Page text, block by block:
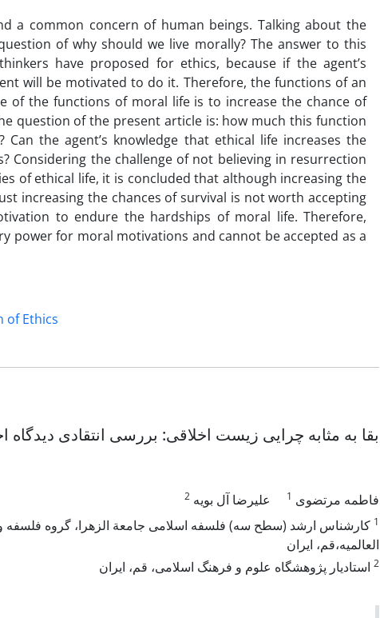
a common concern of human beings. Talking about the
of why should we live morally? The answer to this
have proposed for ethics, because if the agent’s
will be motivated to do it. Therefore, the functions of an
of the functions of moral life is to increase the chance of
question of the present article is: how much this function
the agent’s knowledge that ethical life increases the
Considering the challenge of not believing in resurrection
of ethical life, it is concluded that although increasing the
increasing the chances of survival is not worth accepting
to endure the hardships of moral life. Therefore,
power for moral motivations and cannot be accepted as a
of Ethics
بقا به مثابه چرایی زیست اخلاقی: بررسی انتقادی دیدگاه
فاطمه مرتضوی 1 علیرضا آل بویه 2
1 کارشناس ارشد (سطح سه) فلسفه اسلامی جامعة الزهرا، گروه
العالمیه،قم، ایران
2 استادیار پژوهشگاه علوم و فرهنگ اسلامی، قم، ایران